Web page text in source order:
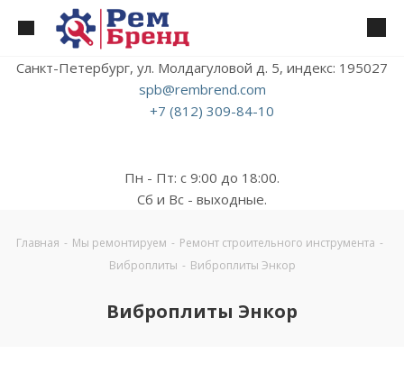
Санкт-Петербург, ул. Молдагуловой д. 5, индекс: 195027
spb@rembrend.com
+7 (812) 309-84-10
Пн - Пт: с 9:00 до 18:00.
Сб и Вс - выходные.
Главная - Мы ремонтируем - Ремонт строительного инструмента -
Виброплиты - Виброплиты Энкор
Виброплиты Энкор